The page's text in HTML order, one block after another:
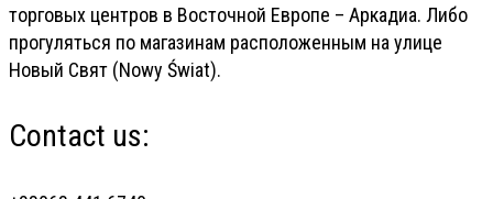
торговых центров в Восточной Европе – Аркадиа. Либо
прогуляться по магазинам расположенным на улице
Новый Свят (Nowy Świat).
Contact us: